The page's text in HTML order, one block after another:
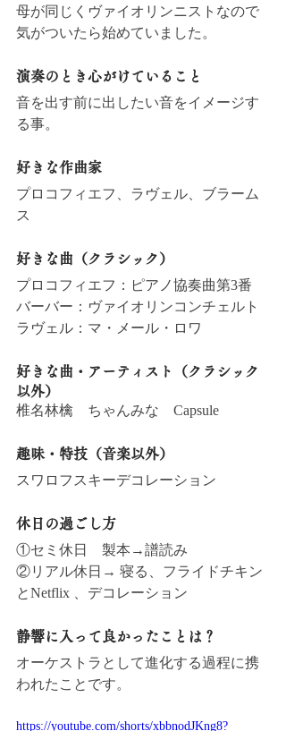
母が同じくヴァイオリンニストなので
気がついたら始めていました。
演奏のとき心がけていること
音を出す前に出したい音をイメージす
る事。
好きな作曲家
プロコフィエフ、ラヴェル、ブラーム
ス
好きな曲（クラシック）
プロコフィエフ：ピアノ協奏曲第3番
バーバー：ヴァイオリンコンチェルト
ラヴェル：マ・メール・ロワ
好きな曲・アーティスト（クラシック
以外）
椎名林檎　ちゃんみな　Capsule
趣味・特技（音楽以外）
スワロフスキーデコレーション
休日の過ごし方
①セミ休日　製本→譜読み
②リアル休日→ 寝る、フライドチキン
とNetflix 、デコレーション
静響に入って良かったことは？
オーケストラとして進化する過程に携
われたことです。
https://youtube.com/shorts/xbbnodJKng8?